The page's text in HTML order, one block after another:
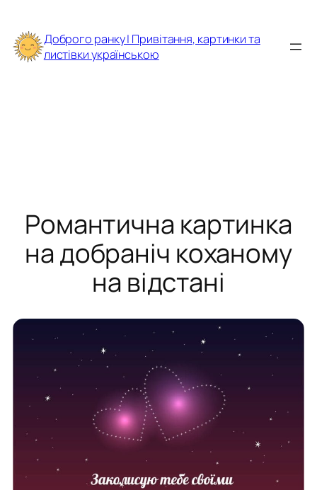
до
вмісту
Доброго ранку | Привітання, картинки та
листівки українською
Романтична картинка
на добраніч коханому
на відстані